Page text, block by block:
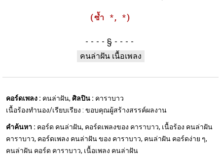
(ซ้ำ *, *)
§
คนล่าฝัน เนื้อเพลง
คอร์ดเพลง : คนล่าฝัน, ศิลปิน : คาราบาว
เนื้อร้องทำนอง/เรียบเรียง : ขอบคุณผู้สร้างสรรค์ผลงาน
คำค้นหา : คอร์ด คนล่าฝัน, คอร์ดเพลงของ คาราบาว, เนื้อร้อง คนล่าฝัน
คาราบาว, คอร์ดเพลง คนล่าฝัน ของ คาราบาว, คนล่าฝัน คอร์ดง่าย ๆ,
คนล่าฝัน คอร์ด คาราบาว, เนื้อเพลง คนล่าฝัน